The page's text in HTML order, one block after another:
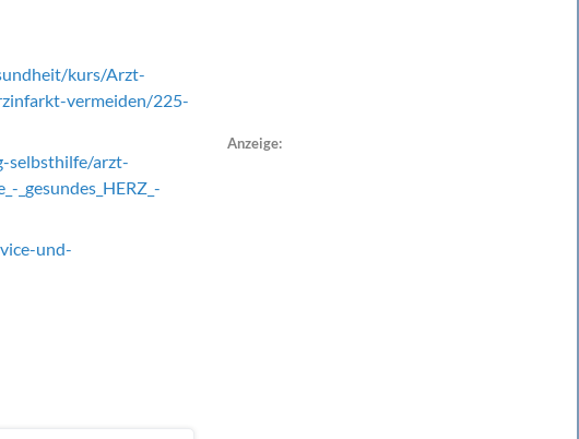
kurs/Arzt-
vermeiden/225-
selbsthilfe/arzt-
und-
Anzeige: